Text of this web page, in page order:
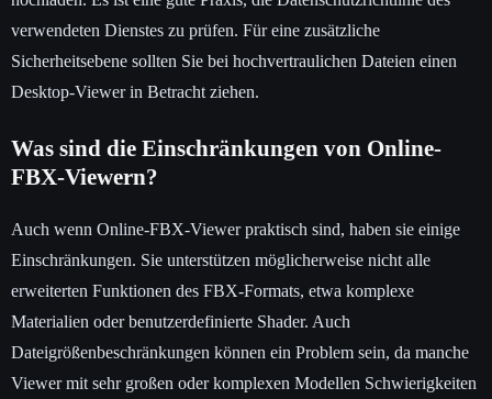
verwendeten Dienstes zu prüfen. Für eine zusätzliche
Sicherheitsebene sollten Sie bei hochvertraulichen Dateien einen
Desktop-Viewer in Betracht ziehen.
Was sind die Einschränkungen von Online-
FBX-Viewern?
Auch wenn Online-FBX-Viewer praktisch sind, haben sie einige
Einschränkungen. Sie unterstützen möglicherweise nicht alle
erweiterten Funktionen des FBX-Formats, etwa komplexe
Materialien oder benutzerdefinierte Shader. Auch
Dateigrößenbeschränkungen können ein Problem sein, da manche
Viewer mit sehr großen oder komplexen Modellen Schwierigkeiten